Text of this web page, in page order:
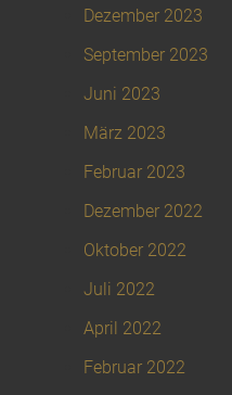
Dezember 2023
September 2023
Juni 2023
März 2023
Februar 2023
Dezember 2022
Oktober 2022
Juli 2022
April 2022
Februar 2022